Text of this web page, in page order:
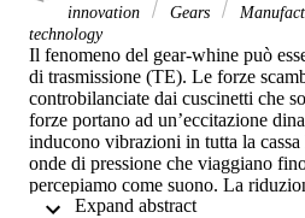
innovation
Gears
technology
Il fenomeno del gear-whine può
di trasmissione (TE). Le forze
controbilanciate dai cuscinetti che
forze portano ad un’eccitazione
inducono vibrazioni in tutta la
onde di pressione che viaggiano
percepiamo come suono. La
alloggiamenti porta ad una